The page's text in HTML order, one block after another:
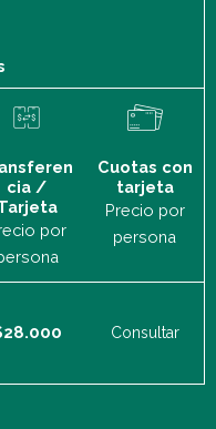
cia /
por
Cuotas con
tarjeta
Precio por
persona
Consultar